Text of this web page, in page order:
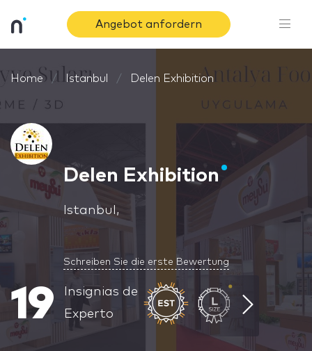
Angebot anfordern
Home Istanbul Delen Exhibition
Delen Exhibition
Istanbul,
Schreiben Sie die erste Bewertung
19
Insignias de
Experto